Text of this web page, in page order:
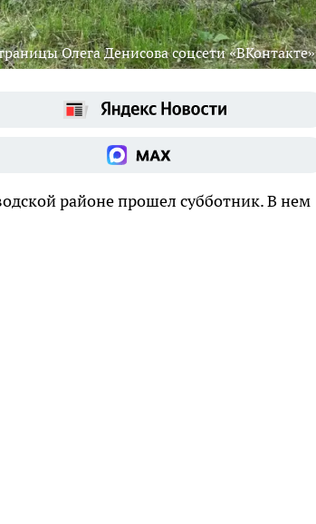
Олега Денисова соцсети «ВКонтакте»
районе прошел субботник. В нем